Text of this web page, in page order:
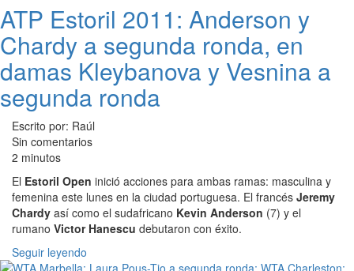
ATP Estoril 2011: Anderson y
Chardy a segunda ronda, en
damas Kleybanova y Vesnina a
segunda ronda
Escrito por: Raúl
Sin comentarios
2 minutos
El Estoril Open inició acciones para ambas ramas: masculina y
femenina este lunes en la ciudad portuguesa. El francés Jeremy
Chardy así como el sudafricano Kevin Anderson (7) y el
rumano Victor Hanescu debutaron con éxito.
Seguir leyendo